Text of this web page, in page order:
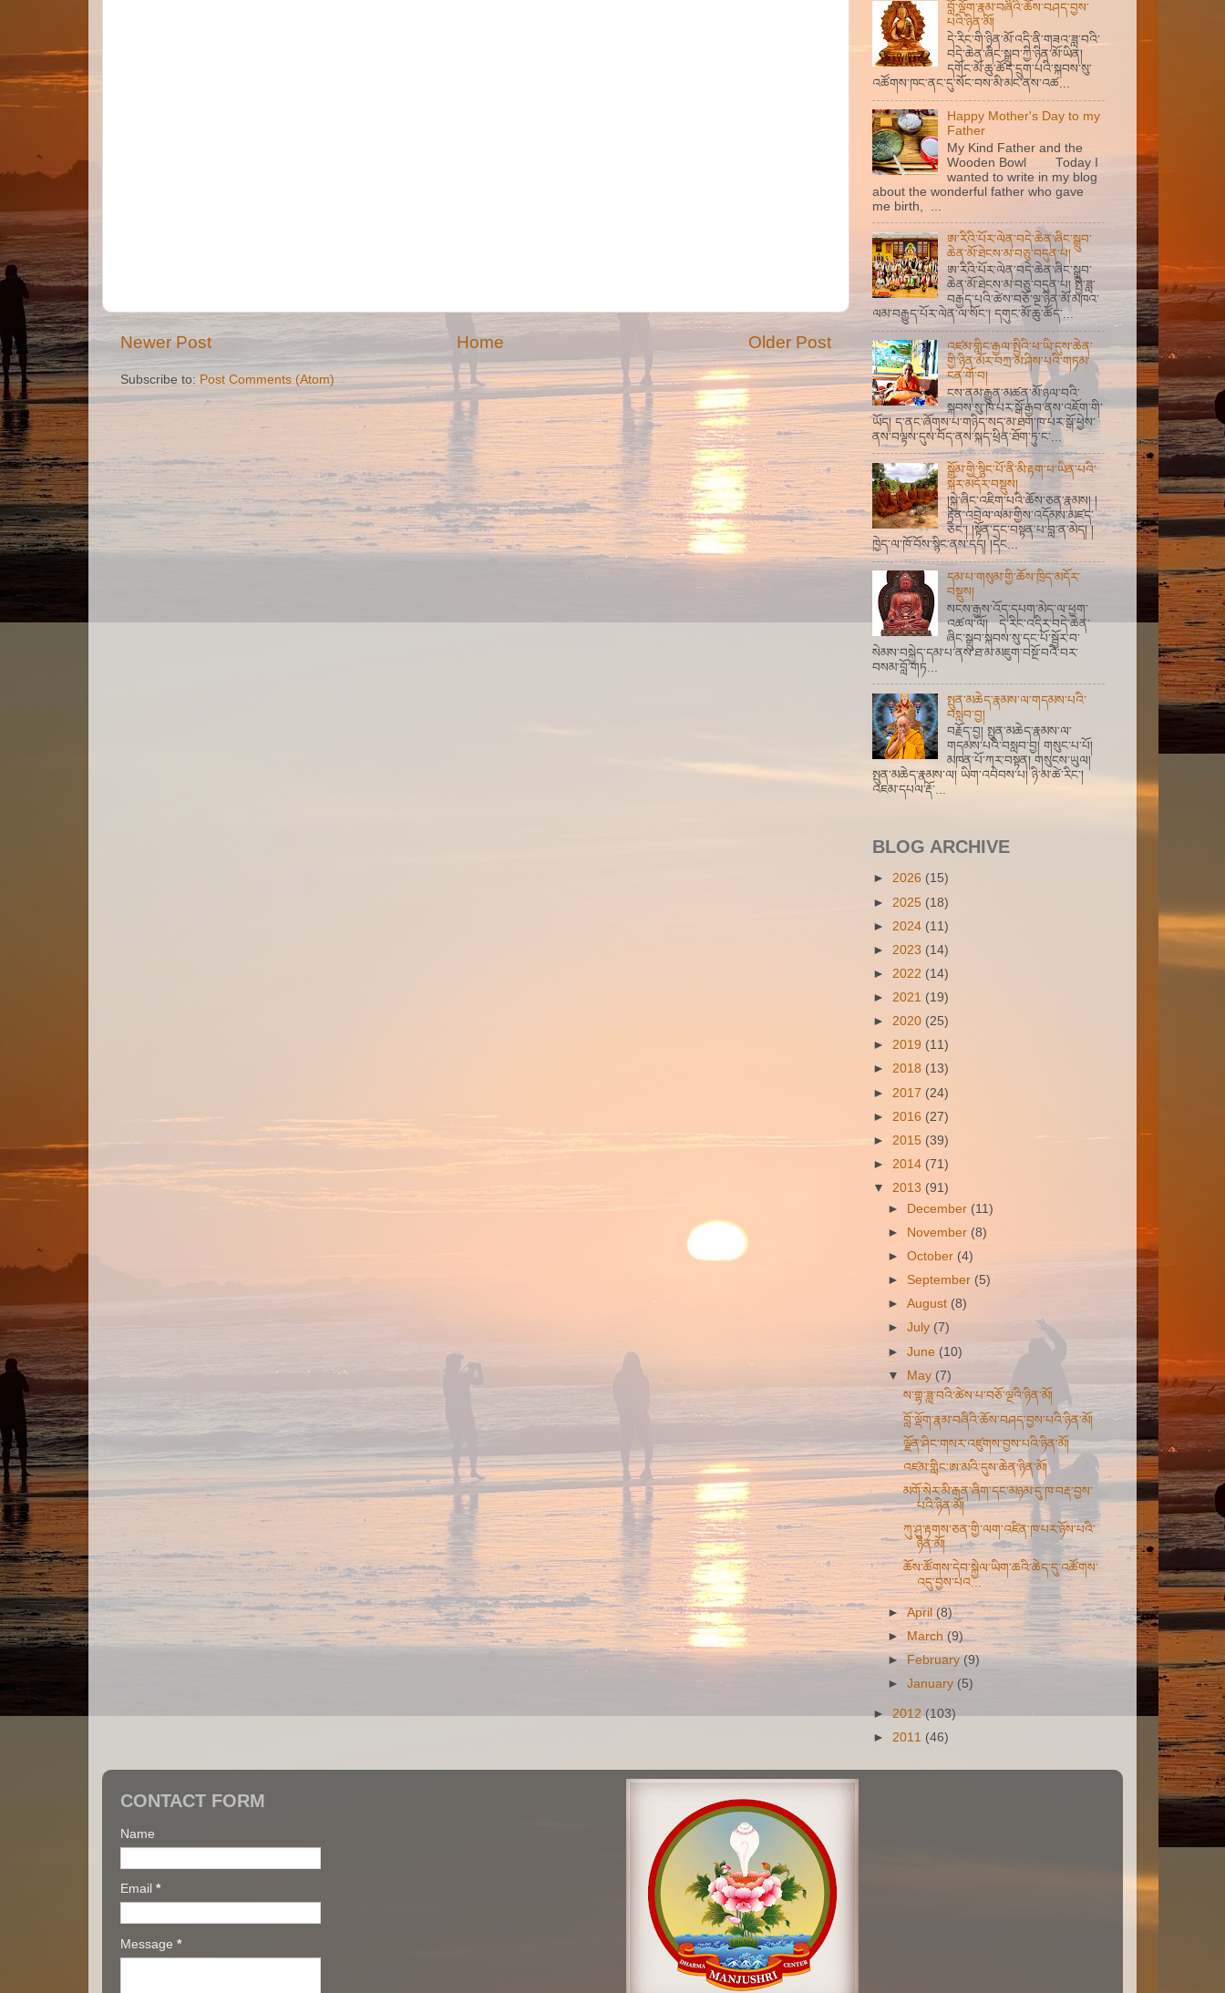
Newer Post Older Post
Home
Subscribe to: Post Comments (Atom)
བློ་ལྡོག་རྣམ་བཞིའི་ཆོས་བཤད་བྱས་
པའི་ཉིན་མོ།
དེ་རིང་གི་ཉིན་མོ་འདི་ནི་གཟའ་ཟླ་བའི་
བདེ་ཆེན་ཞིང་སྒྲུབ་ཀྱི་ཉིན་མོ་ཡིན།
དགོང་མོ་ཆུ་ཚོད་དྲུག་པའི་སྐབས་སུ་
འཚོགས་ཁང་ནང་དུ་སོང་བས་མི་མང་ནས་འཚ...
Happy Mother's Day to my
Father
My Kind Father and the
Wooden Bowl Today I
wanted to write in my blog
about the wonderful father who gave
me birth, ...
ཨ་རིའི་པོར་ལེན་བདེ་ཆེན་ཞིང་སྒྲུབ་
ཆེན་མོ་ཐེངས་མ་བཅུ་བདུན་པ།
ཨ་རིའི་པོར་ལེན་བདེ་ཆེན་ཞིང་སྒྲུབ་
ཆེན་མོ་ཐེངས་མ་བཅུ་བདུན་པ། སྤྱི་ཟླ་
བརྒྱད་པའི་ཚེས་བཅོ་ལྔ་ཉིན་མོ་མཁའ་
ལམ་བརྒྱུད་པོར་ལེན་ལ་སོང་། དགུང་མོ་ཆུ་ཚོད་...
འཛམ་གླིང་རྒྱལ་སྤྱིའི་ཕ་ཡི་དུས་ཆེན་
གྱི་ཉིན་མོར་བཀྲ་མ་ཤིས་པའི་གཏམ་
ངན་གོ་བ།
ངས་ནམ་རྒྱུན་མཚན་མོ་ཉལ་བའི་
སྐབས་སུ་ཁ་པར་སྒོ་རྒྱབ་ནས་འཇོག་གི་
ཡོད། ད་ནང་ཞོགས་པ་གཉིད་སད་མ་ཐག་ཁ་པར་སྒོ་ཕྱེས་
ནས་བལྟས་དུས་བོད་ནས་སྐད་ཕྲིན་ཐོག་ཏུ་ང་...
སྒོམ་གྱི་སྙིང་པོ་ནི་མི་རྟག་པ་ཡིན་པའི་
སྐོར་མདོར་བསྡུས།
།སྐྱེ་ཞིང་འཇིག་པའི་ཆོས་ཅན་རྣམས། །
རྟེན་འབྲེལ་ལམ་གྱིས་འདོམས་མཛད་
ཅིང་། །སྟོན་དང་བསྟན་པ་བླ་ན་མེད། །
ཁྱེད་ལ་ཁོ་བོས་སྙིང་ནས་དད། །དེང...
དམ་པ་གསུམ་གྱི་ཆོས་ཁྲིད་མདོར་
བསྡུས།
སངས་རྒྱས་འོད་དཔག་མེད་ལ་ཕྱག་
འཚལ་ལོ། དེ་རིང་འདིར་བདེ་ཆེན་
ཞིང་སྒྲུབ་སྐབས་སུ་དང་པོ་སྦྱོར་བ་
སེམས་བསྐྱེད་དམ་པ་ནས་ཐ་མ་མཇུག་བསྔོ་བའི་བར་
བསམ་བློ་གཏ...
སྤུན་མཆེད་རྣམས་ལ་གདམས་པའི་
བསླབ་བྱ།
བརྗོད་བྱ། སྤུན་མཆེད་རྣམས་ལ་
གདམས་པའི་བསླབ་བྱ། གསུང་པ་པོ།
མཁན་པོ་ཀར་བསྟན། གསུངས་ཡུལ།
སྤུན་མཆེད་རྣམས་ལ། ཡིག་འབེབས་པ། ཉི་མ་ཚེ་རིང་།
འཇམ་དཔལ་རྡོ་...
BLOG ARCHIVE
► 2026 (15)
► 2025 (18)
► 2024 (11)
► 2023 (14)
► 2022 (14)
► 2021 (19)
► 2020 (25)
► 2019 (11)
► 2018 (13)
► 2017 (24)
► 2016 (27)
► 2015 (39)
► 2014 (71)
▼ 2013 (91)
►
December (11)
►
November (8)
►October (4)
► September (5)
►August (8)
►July (7)
►June (10)
▼ May (7)
ས་གྷ་ཟླ་བའི་ཚེས་པ་བཅོ་ལྔའི་ཉིན་མོ།
བློ་ལྡོག་རྣམ་བཞིའི་ཆོས་བཤད་བྱས་པའི་ཉིན་མོ།
ལྗོན་ཤིང་གསར་འཛུགས་བྱས་པའི་ཉིན་མོ།
འཛམ་གླིང་ཨ་མའི་དུས་ཆེན་ཉིན་མོ།
མགོ་སེར་མི་རྒན་ཞིག་དང་མཉམ་དུ་ཁ་བརྡ་བྱས་
པའི་ཉིན་མོ།
ཀུ་ཤུ་རྟགས་ཅན་གྱི་ལག་འཛིན་ཁ་པར་ཉོས་པའི་
ཉིན་མོ།
ཆོས་ཚོགས་དེབ་སྐྱེལ་ཡིག་ཆའི་ཆེད་དུ་འཚོགས་
འདུ་བྱས་པའ...
►April(8)
►March(9)
► February(9)
►January (5)
►2012(103)
► 2011 (46)
CONTACT FORM
Name
Email *
Message *